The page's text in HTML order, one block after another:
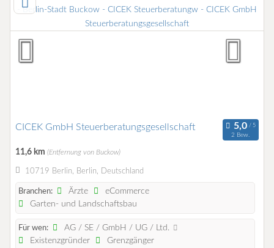
CICEK GmbH Steuerberatungsgesellschaft
2 Bew.
11,6 km (Entfernung von Buckow)
10719 Berlin, Berlin, Deutschland
Branchen: Ärzte
eCommerce
Garten- und Landschaftsbau
Für wen:
AG / SE / GmbH / UG / Ltd.
Existenzgründer
Grenzgänger